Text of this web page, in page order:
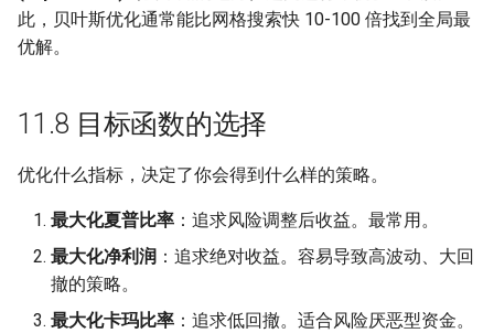
此，贝叶斯优化通常能比网格搜索快 10-100 倍找到全局最
优解。
11.8 目标函数的选择
优化什么指标，决定了你会得到什么样的策略。
最大化夏普比率 ：追求风险调整后收益。最常用。
最大化净利润 ：追求绝对收益。容易导致高波动、大回
撤的策略。
最大化卡玛比率 ：追求低回撤。适合风险厌恶型资金。